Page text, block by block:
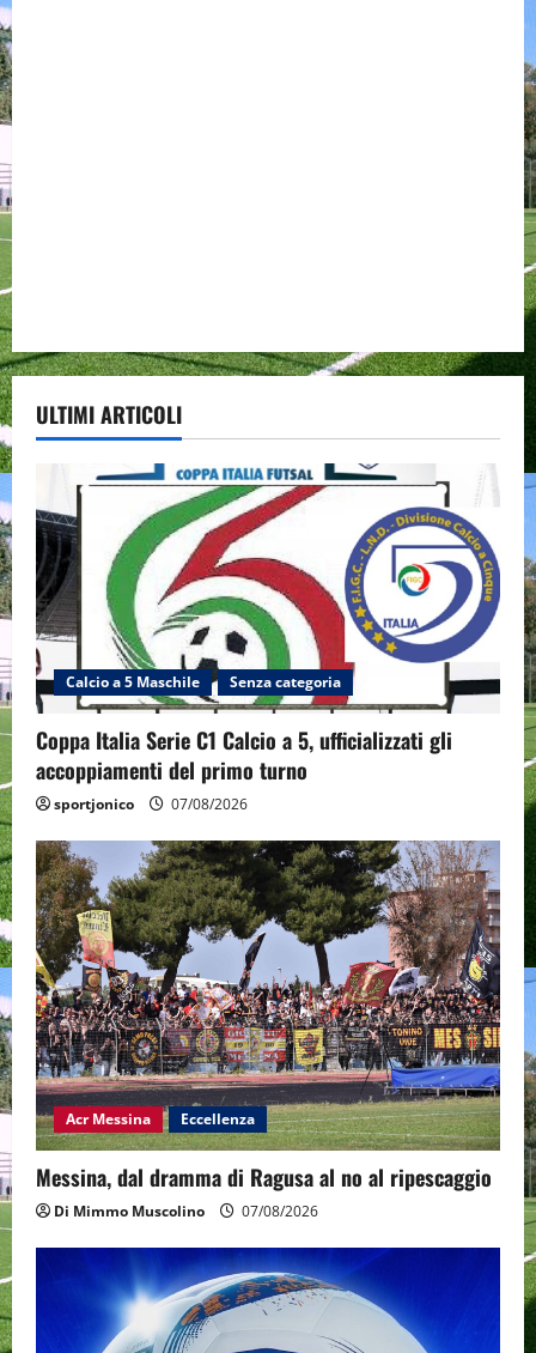
ULTIMI ARTICOLI
Calcio a 5 Maschile Senza categoria
Coppa Italia Serie C1 Calcio a 5, ufficializzati gli
accoppiamenti del primo turno
sportjonico 07/08/2026
Acr Messina Eccellenza
Messina, dal dramma di Ragusa al no al ripescaggio
Di Mimmo Muscolino 07/08/2026